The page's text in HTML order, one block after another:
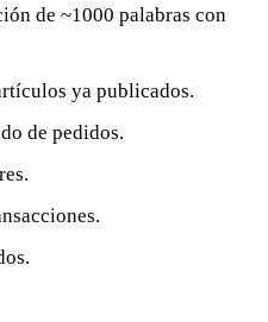
de ~1000 palabras con
ya publicados.
de pedidos.